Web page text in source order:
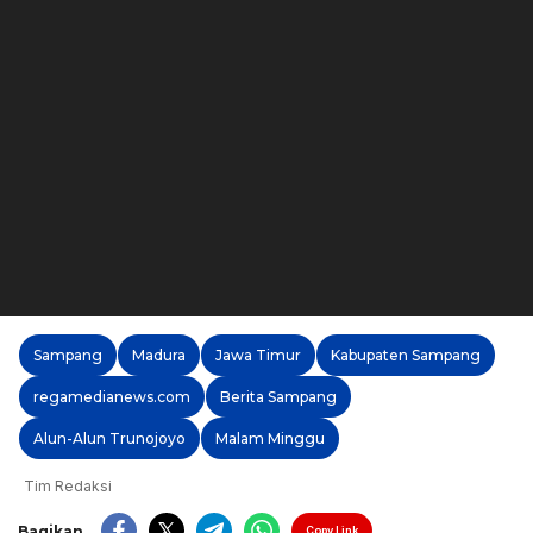
Sampang Madura Jawa Timur Kabupaten Sampang
regamedianews.com Berita Sampang
Alun-Alun Trunojoyo Malam Minggu
Tim Redaksi
Copy Link